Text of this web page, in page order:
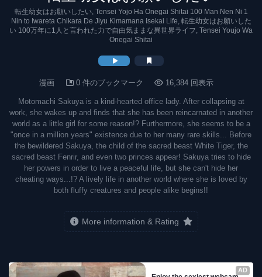
転生幼女はお願いしたい, Tensei Yojo Ha Onegai Shitai 100 Man Nen Ni 1
Nin to Iwareta Chikara De Jiyu Kimamana Isekai Life, 転生幼女はお願いした
い 100万年に1人と言われた力で自由気ままな異世界ライフ, Tensei Youjo Wa
Onegai Shitai
漫画 0 件のブックマーク 16,384 回表示
Motomachi Sakuya is a kind-hearted office lady. After collapsing at
work, she wakes up and finds that she has been reincarnated in another
world as a little girl for some reason!? Furthermore, she seems to be a
"once in a million years" existence due to her many rare skills... Before
the bewildered Sakuya, the child of the sacred beast White Tiger, the
sacred beast Fenrir, and even two princes appear! Sakuya tries to hide
her powers in order to live a peaceful life, but she can't hide her
cheating ways...!? A lively life in another world where she is loved by
both fluffy creatures and people alike begins!!
More information & Rating
AD